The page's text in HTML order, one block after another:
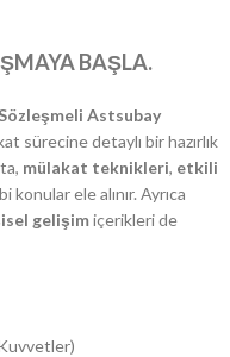
BAŞLA.
Astsubay
sürecine detaylı bir hazırlık
mülakat teknikleri, etkili
konular ele alınır. Ayrıca
gelişimiçerikleri de